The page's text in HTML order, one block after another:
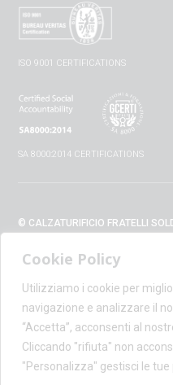
Cookie Policy
Utilizziamo i cookie per
navigazione e analizzare il
“Accetta”, acconsenti al
Cliccando "rifiuta" non
"Personalizza" gestisci le tue
ISO 9001 CERTIFICATIONS
SA 8000:2014 CERTIFICATIONS
© CALZATURIFICIO FRATELLI
+39 0575 428129 - FAX +39 0575
P.IVA IT00100020510 - REA
CAPITALE SOCIALE € 1,170,800.00